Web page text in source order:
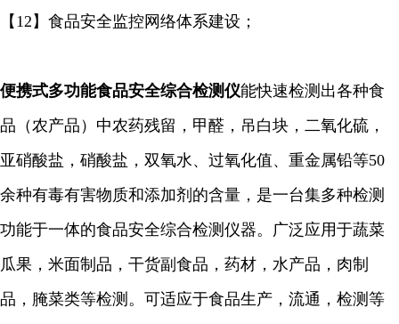
【12】食品安全监控网络体系建设；
便携式多功能食品安全综合检测仪能快速检测出各种食
品（农产品）中农药残留，甲醛，吊白块，二氧化硫，
亚硝酸盐，硝酸盐，双氧水、过氧化值、重金属铅等50
余种有毒有害物质和添加剂的含量，是一台集多种检测
功能于一体的食品安全综合检测仪器。广泛应用于蔬菜
瓜果，米面制品，干货副食品，药材，水产品，肉制
品，腌菜类等检测。可适应于食品生产，流通，检测等